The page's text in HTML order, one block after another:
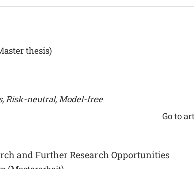
thesis)
Risk-neutral, Model-free
Go to
and Further Research Opportunities